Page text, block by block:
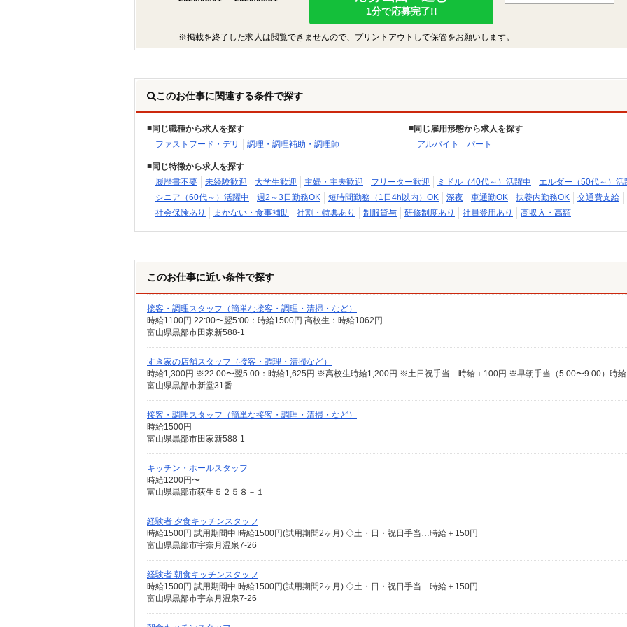
1分で応募完了!!
※掲載を終了した求人は閲覧できませんので、プリントアウトして保管をお願いします。
このお仕事に関連する条件で探す
同じ職種から求人を探す
ファストフード・デリ
調理・調理補助・調理師
同じ雇用形態から求人を探す
アルバイト
パート
同じ特徴から求人を探す
履歴書不要
未経験歓迎 大学生歓迎 主婦・主夫歓迎 フリーター歓迎 ミドル（40代～）活躍中
エルダー（50代～）活
シニア（60代～）活躍中
週2～3日勤務OK 短時間勤務（1日4h以内）OK 深夜 車通勤OK 扶養内勤務OK
交通費支給
社会保険あり
まかない・食事補助 社割・特典あり 制服貸与 研修制度あり 社員登用あり 高収入・高額
このお仕事に近い条件で探す
接客・調理スタッフ（簡単な接客・調理・清掃・など）
時給1100円 22:00〜翌5:00：時給1500円 高校生：時給1062円
富山県黒部市田家新588-1
すき家の店舗スタッフ（接客・調理・清掃など）
時給1,300円 ※22:00〜翌5:00：時給1,625円 ※高校生時給1,200円 ※土日祝手当 時給＋100円 ※早朝手当（5:00〜9:00）時
富山県黒部市新堂31番
接客・調理スタッフ（簡単な接客・調理・清掃・など）
時給1500円
富山県黒部市田家新588-1
キッチン・ホールスタッフ
時給1200円〜
富山県黒部市荻生５２５８－１
経験者 夕食キッチンスタッフ
時給1500円 試用期間中 時給1500円(試用期間2ヶ月) ◇土・日・祝日手当…時給＋150円
富山県黒部市宇奈月温泉7-26
経験者 朝食キッチンスタッフ
時給1500円 試用期間中 時給1500円(試用期間2ヶ月) ◇土・日・祝日手当…時給＋150円
富山県黒部市宇奈月温泉7-26